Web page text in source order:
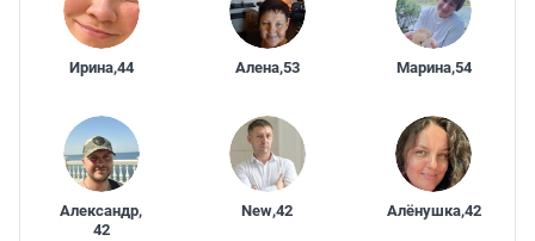
Ирина,44 Алена,53 Марина,54
Александр,
42
New,42 Алёнушка,42